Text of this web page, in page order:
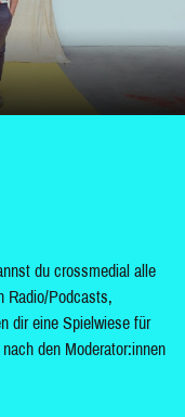
du crossmedial alle
Radio/Podcasts,
dir eine Spielwiese für
den Moderator:innen